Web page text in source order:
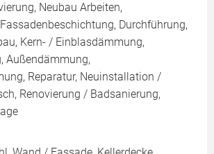
Neubau Arbeiten,
Durchführung,
Kern- / Einblasdämmung,
Außendämmung,
Reparatur, Neuinstallation /
Renovierung / Badsanierung,